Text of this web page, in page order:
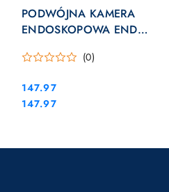
PODWÓJNA KAMERA
ENDOSKOPOWA ENDO-
(0)
Cena:
147.97
Cena:
147.97